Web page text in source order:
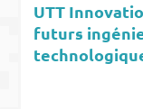
UTT
futurs